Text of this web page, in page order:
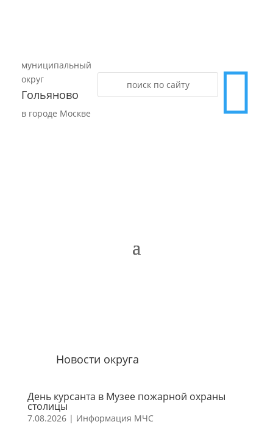
муниципальный
округ
Гольяново
в городе Москве 
Новости округа
День курсанта в Музее пожарной охраны
столицы
7.08.2026| Информация МЧС